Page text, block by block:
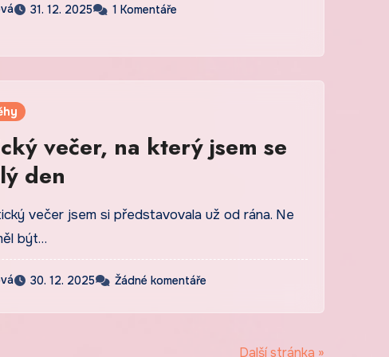
31. 12. 2025 1 Komentáře
večer, na který jsem se
den
večer jsem si představovala už od rána. Ne
být…
30. 12. 2025 Žádné komentáře
Další stránka »